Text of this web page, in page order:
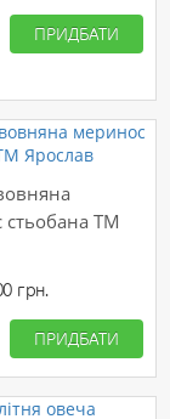
ПРИДБАТИ
стьобана ТМ
грн.
ПРИДБАТИ